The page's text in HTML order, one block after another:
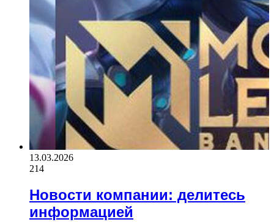
13.03.2026
214
Новости компании: делитесь
информацией